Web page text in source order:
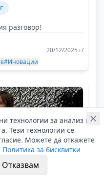
разговор!
20/12/2025 г/
#Иновации
технологии за анализ на
Тези технологии се
Можете да откажете
Политика за бисквитки
Отказвам